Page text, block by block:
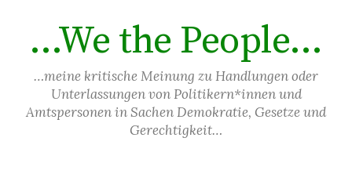
Inhalt
…We the People…
…meine kritische Meinung zu Handlungen oder
Unterlassungen von Politikern*innen und
Amtspersonen in Sachen Demokratie, Gesetze und
Gerechtigkeit…